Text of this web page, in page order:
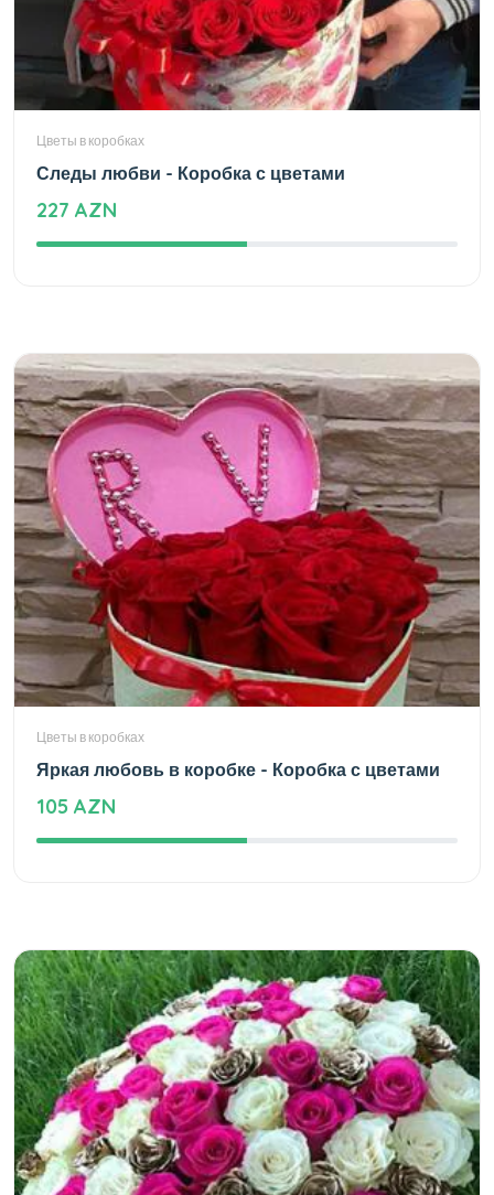
Цветы в коробках
Следы любви - Коробка с цветами
227 AZN
Цветы в коробках
Яркая любовь в коробке - Коробка с цветами
105 AZN